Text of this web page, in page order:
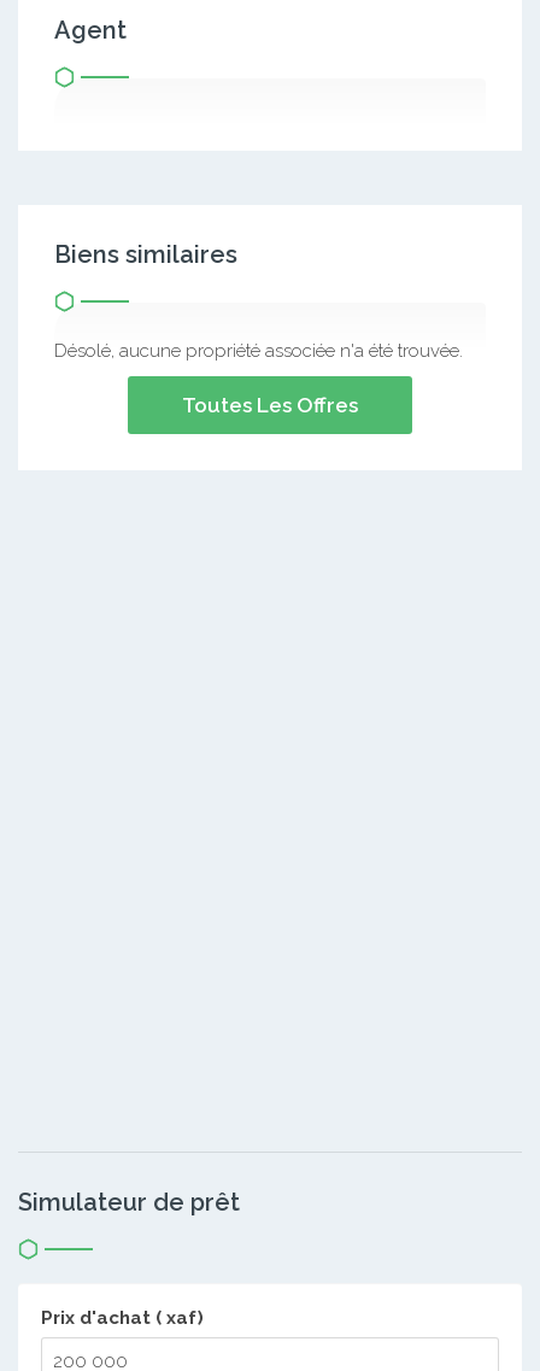
Agent
Biens similaires
Désolé, aucune propriété associée n'a été trouvée.
Toutes Les Offres
Simulateur de prêt
Prix d'achat ( xaf)